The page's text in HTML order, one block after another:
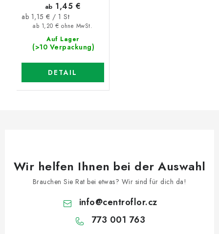
Auf Lager
(>10 Verpackung)
ab 1,20 € ohne MwSt.
ab 1,45 €
Verkaufspreis:
ab 1,15 € / 1 St
DETAIL
Wir helfen Ihnen bei der Auswahl
Brauchen Sie Rat bei etwas? Wir sind für dich da!
info@centroflor.cz
773 001 763